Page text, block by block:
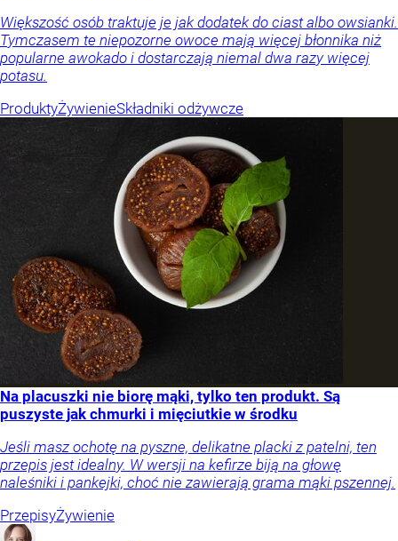
Większość osób traktuje je jak dodatek do ciast albo owsianki.
Tymczasem te niepozorne owoce mają więcej błonnika niż
popularne awokado i dostarczają niemal dwa razy więcej
potasu.
ProduktyŻywienieSkładniki odżywcze
Na placuszki nie biorę mąki, tylko ten produkt. Są
puszyste jak chmurki i mięciutkie w środku
Jeśli masz ochotę na pyszne, delikatne placki z patelni, ten
przepis jest idealny. W wersji na kefirze biją na głowę
naleśniki i pankejki, choć nie zawierają grama mąki pszennej.
PrzepisyŻywienie